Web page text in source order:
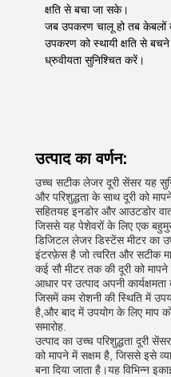
क्षति से बचा जा सके।
जब उपकरण चालू हो तब केबलों
उपकरण को स्थायी क्षति से
ध्रुवीयता सुनिश्चित करें।
उत्पाद का वर्णन:
उच्च सटीक लेजर दूरी सेंसर यह
और परिशुद्धता के साथ दूरी को
सहितयह इनडोर और आउटडोर
जिससे यह पेशेवरों के लिए एक
डिजिटल लेजर डिस्टेंस मीटर का
इंटरफ़ेस है जो त्वरित और सटीक
कई सौ मीटर तक की दूरी को
आधार पर उत्पाद अपनी
जिसमें कम रोशनी की स्थिति में
है,और बाद में उपयोग के लिए माप
समारोह.
उत्पाद का उच्च परिशुद्धता दूरी
को मापने में सक्षम है, जिससे इसे
बना दिया जाता है।यह विभिन्न